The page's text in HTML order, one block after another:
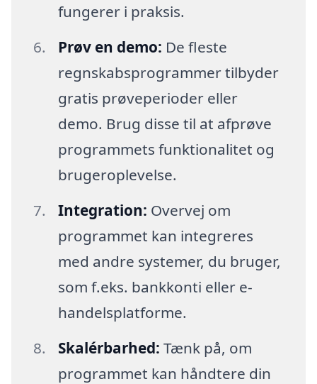
fungerer i praksis.
Prøv en demo: De fleste
regnskabsprogrammer tilbyder
gratis prøveperioder eller
demo. Brug disse til at afprøve
programmets funktionalitet og
brugeroplevelse.
Integration: Overvej om
programmet kan integreres
med andre systemer, du bruger,
som f.eks. bankkonti eller e-
handelsplatforme.
Skalérbarhed: Tænk på, om
programmet kan håndtere din